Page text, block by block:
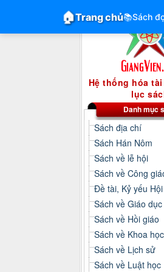
🏠Trang chủ📚Sách
Hệ thống hóa
lục
Danh mục
Sách địa chí
Sách Hán Nôm
Sách về lễ hội
Sách về Công
Đề tài, Kỷ yếu
Sách về Giáo dục
Sách về Hồi giáo
Sách về Khoa học
Sách về Lịch sử
Sách về Luật học